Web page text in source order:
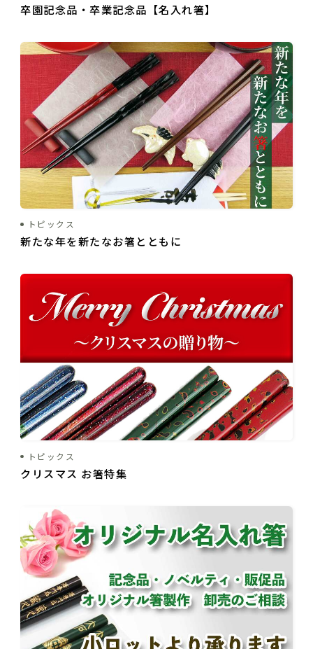
卒園記念品・卒業記念品【名入れ箸】
トピックス
新たな年を新たなお箸とともに
トピックス
クリスマス お箸特集